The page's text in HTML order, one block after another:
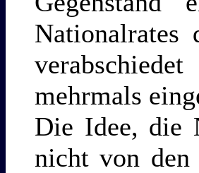
mehrmals
Die Idee, die
nicht von den